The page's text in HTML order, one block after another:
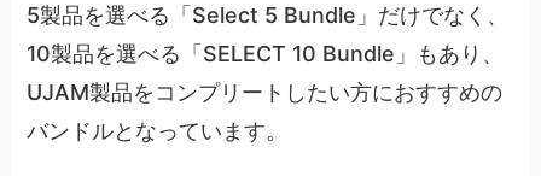
5製品を選べる「Select 5 Bundle」だけでなく、
10製品を選べる「SELECT 10 Bundle」もあり、
UJAM製品をコンプリートしたい方におすすめの
バンドルとなっています。